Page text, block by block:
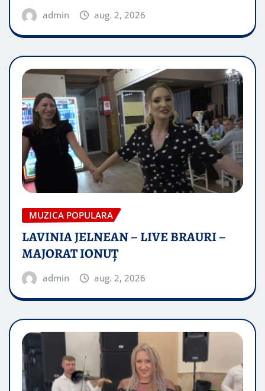
admin aug. 2, 2026
MUZICA POPULARA
LAVINIA JELNEAN – LIVE BRAURI –
MAJORAT IONUŢ
admin aug. 2, 2026